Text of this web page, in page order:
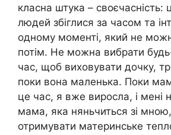
класна штука – своєчасність:
людей збіглися за часом та
одному моменті, який не
потім. Не можна вибрати
час, щоб виховувати дочку,
поки вона маленька. Поки
це час, я вже виросла, і мені
мама, яка няньчиться зі
отримувати материнське